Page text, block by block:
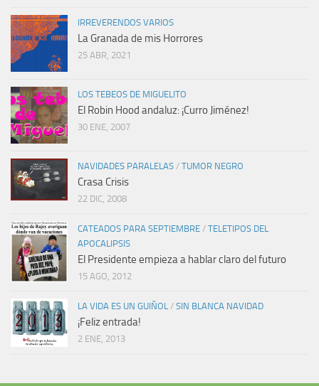
IRREVERENDOS VARIOS
La Granada de mis Horrores
25 ABR, 2021
LOS TEBEOS DE MIGUELITO
El Robin Hood andaluz: ¡Curro Jiménez!
30 ENE, 2007
NAVIDADES PARALELAS / TUMOR NEGRO
Crasa Crisis
22 DIC, 2008
CATEADOS PARA SEPTIEMBRE / TELETIPOS DEL
APOCALIPSIS
El Presidente empieza a hablar claro del futuro
15 AGO, 2012
LA VIDA ES UN GUIÑOL / SIN BLANCA NAVIDAD
¡Feliz entrada!
2 ENE, 2013